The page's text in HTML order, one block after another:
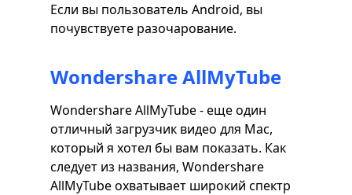
Если вы пользователь Android, вы
почувствуете разочарование.
Wondershare AllMyTube
Wondershare AllMyTube - еще один
отличный загрузчик видео для Mac,
который я хотел бы вам показать. Как
следует из названия, Wondershare
AllMyTube охватывает широкий спектр